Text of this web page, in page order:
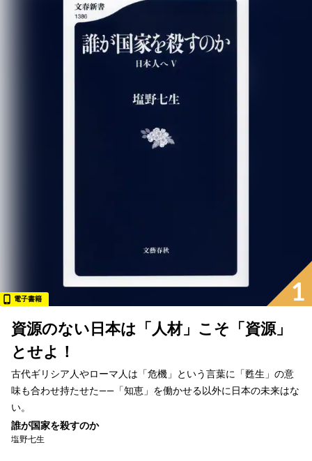
1
電子書籍
資源のない日本は「人材」こそ「資源」
とせよ！
古代ギリシア人やローマ人は「危機」という言葉に「甦生」の意
味も合わせ持たせた――「知恵」を働かせる以外に日本の未来はな
い。
誰が国家を殺すのか
塩野七生